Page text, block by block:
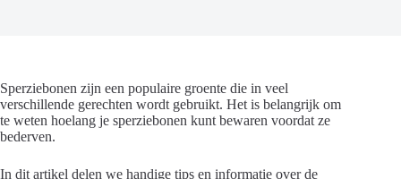
Sperziebonen zijn een populaire groente die in veel
verschillende gerechten wordt gebruikt. Het is belangrijk om
te weten hoelang je sperziebonen kunt bewaren voordat ze
bederven.
In dit artikel delen we handige tips en informatie over de